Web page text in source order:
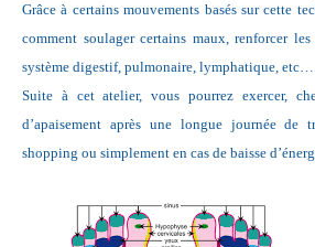
Grâce à certains mouvements basés sur cette
comment soulager certains maux, renforcer
système digestif, pulmonaire, lymphatique,
Suite à cet atelier, vous pourrez exercer,
d’apaisement après une longue journée de
shopping ou simplement en cas de baisse